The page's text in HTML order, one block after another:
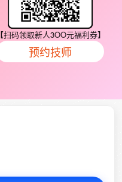
【扫码领取新人3OO元福利券】
预约技师